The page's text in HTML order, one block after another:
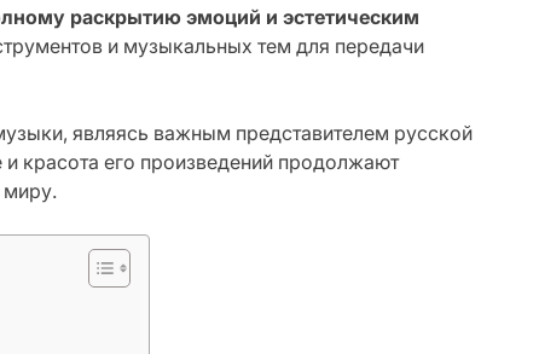
раскрытию эмоций и эстетическим
и музыкальных тем для передачи
являясь важным представителем русской
красота его произведений продолжают
миру.